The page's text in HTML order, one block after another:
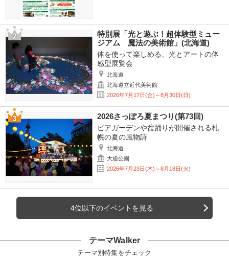
特別展「光と遊ぶ！超体験型ミュー
ジアム 魔法の美術館」(北海道)
体を使って楽しめる、光とアートの体
感型展覧会
北海道
北海道立近代美術館
2026年7月17日(金)～8月30日(日)
2026さっぽろ夏まつり(第73回)
ビアガーデンや盆踊りが開催される札
幌の夏の風物詩
北海道
大通公園
2026年7月23日(木)～8月18日(火)
4位以下のイベントを見る
テーマWalker
テーマ別特集をチェック